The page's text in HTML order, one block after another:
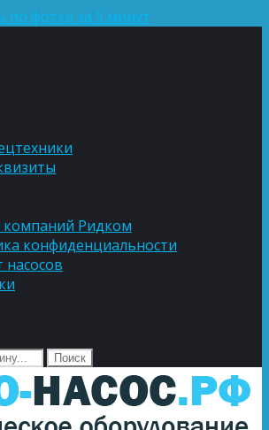
по фотке за 5 минут
компаний Ридком
конфиденциальности
насосов